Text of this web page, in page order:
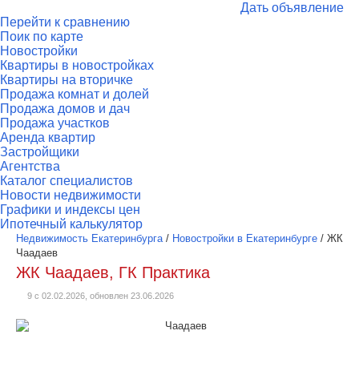
Дать объявление
Перейти к сравнению
Поик по карте
Новостройки
Квартиры в новостройках
Квартиры на вторичке
Продажа комнат и долей
Продажа домов и дач
Продажа участков
Аренда квартир
Застройщики
Агентства
Каталог специалистов
Новости недвижимости
Графики и индексы цен
Ипотечный калькулятор
Недвижимость Екатеринбурга/ Новостройки в Екатеринбурге / ЖК
Чаадаев
ЖК Чаадаев, ГК Практика
9 с 02.02.2026, обновлен 23.06.2026